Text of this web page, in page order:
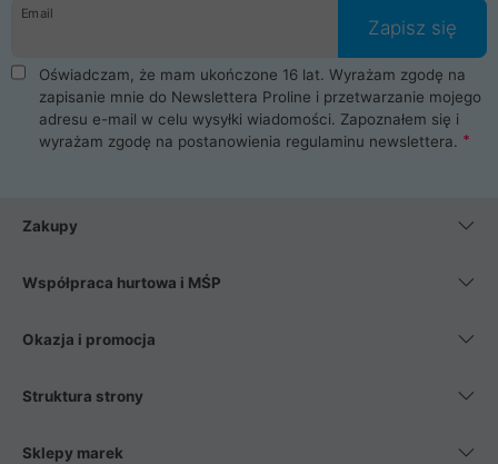
Email
Zapisz się
Oświadczam, że mam ukończone 16 lat. Wyrażam zgodę na
zapisanie mnie do Newslettera Proline i przetwarzanie mojego
adresu e-mail w celu wysyłki wiadomości. Zapoznałem się i
wyrażam zgodę na postanowienia regulaminu newslettera.
Zakupy
Współpraca hurtowa i MŚP
Okazja i promocja
Struktura strony
Sklepy marek